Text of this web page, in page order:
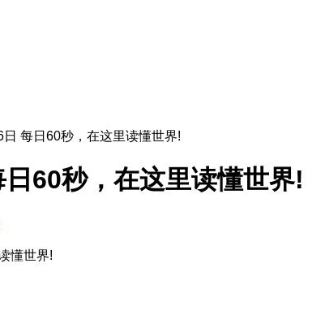
每日60秒，在这里读懂世界!
60秒，在这里读懂世界!